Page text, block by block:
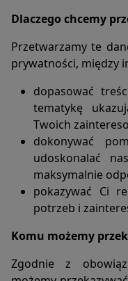
Dlaczego chcemy
Przetwarzamy te
prywatności, między
dopasować
tematykę
Twoich
dokonywać
udoskonalać
maksymalnie
pokazywać Ci
potrzeb i
Komu możemy
Zgodnie z
użytkownikach i ich
informacje,
b. poprzez
c. poprzez
operatora
2. Użytkownik po
zapisany do
jakiś czas otrzymuje
mail informacje
dole znajduje się link
mailingowej bez
portalu.
1. Portal zbiera